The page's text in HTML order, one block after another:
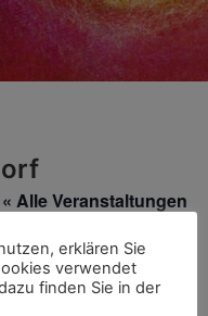
« Alle Veranstaltungen
erklären Sie
verwendet
finden Sie in der